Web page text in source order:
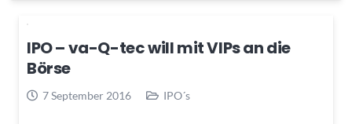
IPO – va-Q-tec will mit VIPs an die
Börse
7 September 2016 IPO´s